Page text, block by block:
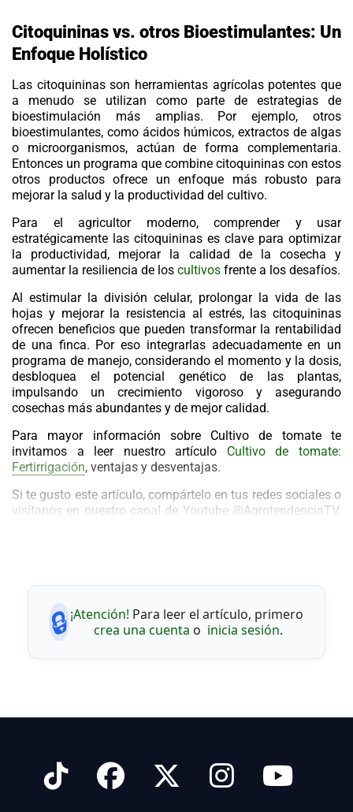
Citoquininas vs. otros Bioestimulantes: Un
Enfoque Holístico
Las citoquininasson herramientas agrícolas potentes que
a menudo se utilizan como parte de estrategias de
bioestimulación más amplias. Por ejemplo, otros
bioestimulantes, como ácidos húmicos, extractos de algas
o microorganismos, actúan de forma complementaria.
Entonces un programa que combine citoquininas con estos
otros productos ofrece un enfoque más robusto para
mejorar la salud y la productividad del cultivo.
Para el agricultor moderno, comprender y usar
estratégicamente las citoquininas es clave para optimizar
la productividad, mejorar la calidad de la cosecha y
aumentar la resiliencia de los cultivos frente a los desafíos.
Al estimular la división celular, prolongar la vida de las
hojas y mejorar la resistencia al estrés, las citoquininas
ofrecen beneficios que pueden transformar la rentabilidad
de una finca. Por eso integrarlas adecuadamente en un
programa de manejo, considerando el momento y la dosis,
desbloquea el potencial genético de las plantas,
impulsando un crecimiento vigoroso y asegurando
cosechas más abundantes y de mejor calidad.
Para mayor información sobre Cultivo de tomate te
invitamos a leer nuestro artículo Cultivo de tomate:
Fertirrigación, ventajas y desventajas.
Si te gusto este artículo, compártelo en tus redes sociales o
visítanos en nuestro canal de Youtube @AgrotendenciaTV.
🔒¡Atención! Para leer el artículo, primero
crea una cuenta o inicia sesión.